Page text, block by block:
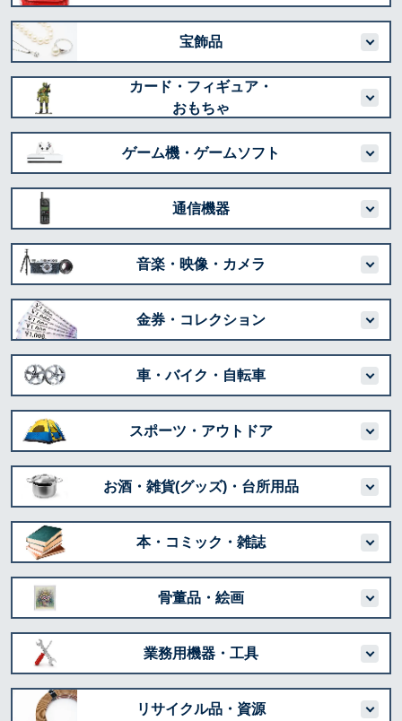
宝飾品
カード・フィギュア・
おもちゃ
ゲーム機・ゲームソフト
通信機器
音楽・映像・カメラ
金券・コレクション
車・バイク・自転車
スポーツ・アウトドア
お酒・雑貨(グッズ)・台所用品
本・コミック・雑誌
骨董品・絵画
業務用機器・工具
リサイクル品・資源